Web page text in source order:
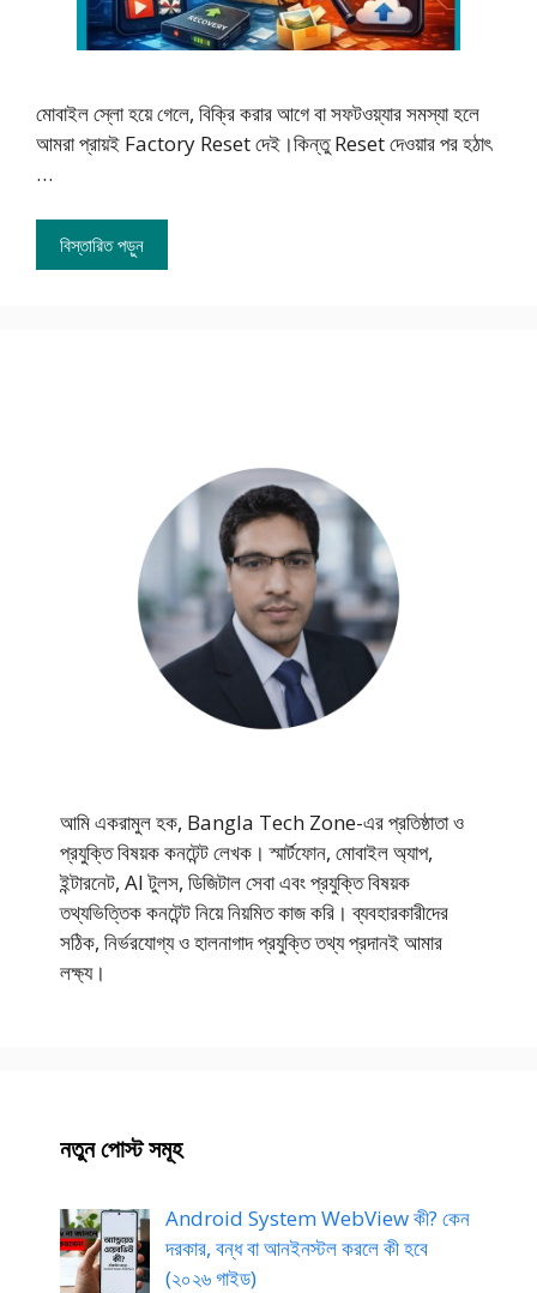
মোবাইল স্লো হয়ে গেলে, বিক্রি করার আগে বা সফটওয়্যার সমস্যা হলে
আমরা প্রায়ই Factory Reset দেই।কিন্তু Reset দেওয়ার পর হঠাৎ
…
বিস্তারিত পড়ুন
আমি একরামুল হক, Bangla Tech Zone-এর প্রতিষ্ঠাতা ও
প্রযুক্তি বিষয়ক কনটেন্ট লেখক। স্মার্টফোন, মোবাইল অ্যাপ,
ইন্টারনেট, AI টুলস, ডিজিটাল সেবা এবং প্রযুক্তি বিষয়ক
তথ্যভিত্তিক কনটেন্ট নিয়ে নিয়মিত কাজ করি। ব্যবহারকারীদের
সঠিক, নির্ভরযোগ্য ও হালনাগাদ প্রযুক্তি তথ্য প্রদানই আমার
লক্ষ্য।
নতুন পোস্ট সমূহ
Android System WebView কী? কেন
দরকার, বন্ধ বা আনইনস্টল করলে কী হবে
(২০২৬ গাইড)